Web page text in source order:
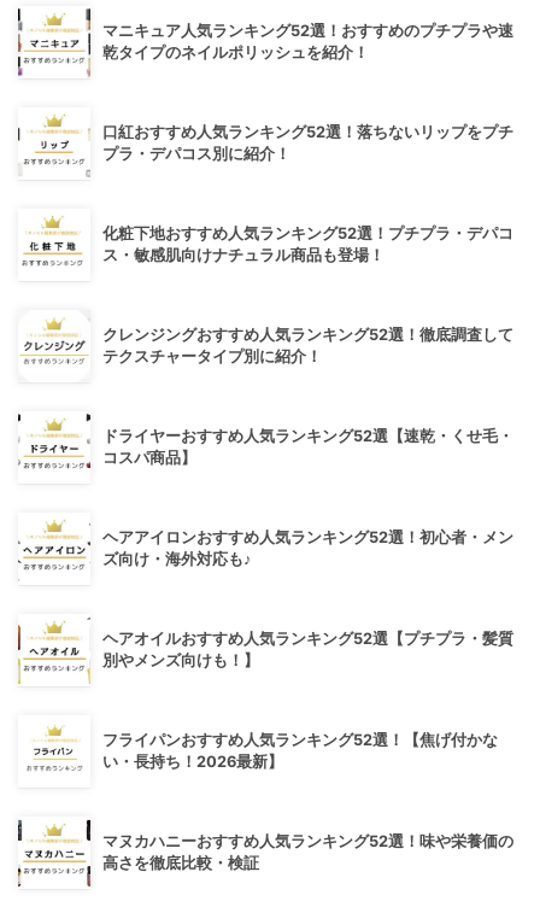
マニキュア人気ランキング52選！おすすめのプチプラや速
乾タイプのネイルポリッシュを紹介！
口紅おすすめ人気ランキング52選！落ちないリップをプチ
プラ・デパコス別に紹介！
化粧下地おすすめ人気ランキング52選！プチプラ・デパコ
ス・敏感肌向けナチュラル商品も登場！
クレンジングおすすめ人気ランキング52選！徹底調査して
テクスチャータイプ別に紹介！
ドライヤーおすすめ人気ランキング52選【速乾・くせ毛・
コスパ商品】
ヘアアイロンおすすめ人気ランキング52選！初心者・メン
ズ向け・海外対応も♪
ヘアオイルおすすめ人気ランキング52選【プチプラ・髪質
別やメンズ向けも！】
フライパンおすすめ人気ランキング52選！【焦げ付かな
い・長持ち！2026最新】
マヌカハニーおすすめ人気ランキング52選！味や栄養価の
高さを徹底比較・検証